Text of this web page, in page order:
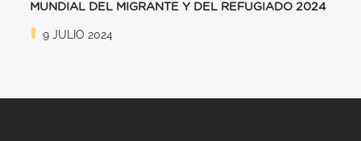
MUNDIAL DEL MIGRANTE Y DEL REFUGIADO 2024
9 JULIO 2024